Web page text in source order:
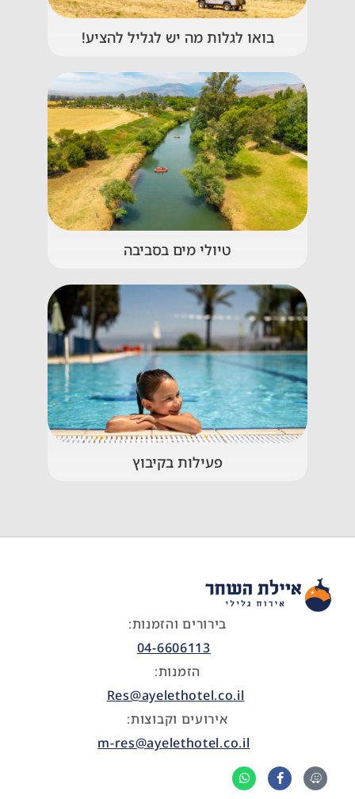
בואו לגלות מה יש לגליל להציע!
טיולי מים בסביבה
פעילות בקיבוץ
בירורים והזמנות:
04-6606113
הזמנות:
Res@ayelethotel.co.il
אירועים וקבוצות:
m-res@ayelethotel.co.il